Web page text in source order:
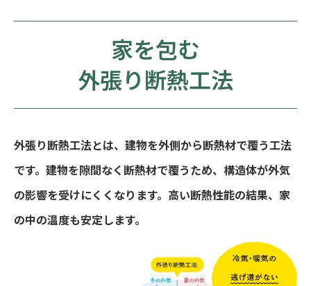
家を包む
外張り断熱工法
外張り断熱工法とは、建物を外側から断熱材で覆う工法
です。建物を隙間なく断熱材で覆うため、構造体が外気
の影響を受けにくくなります。高い断熱性能の結果、家
の中の温度も安定します。